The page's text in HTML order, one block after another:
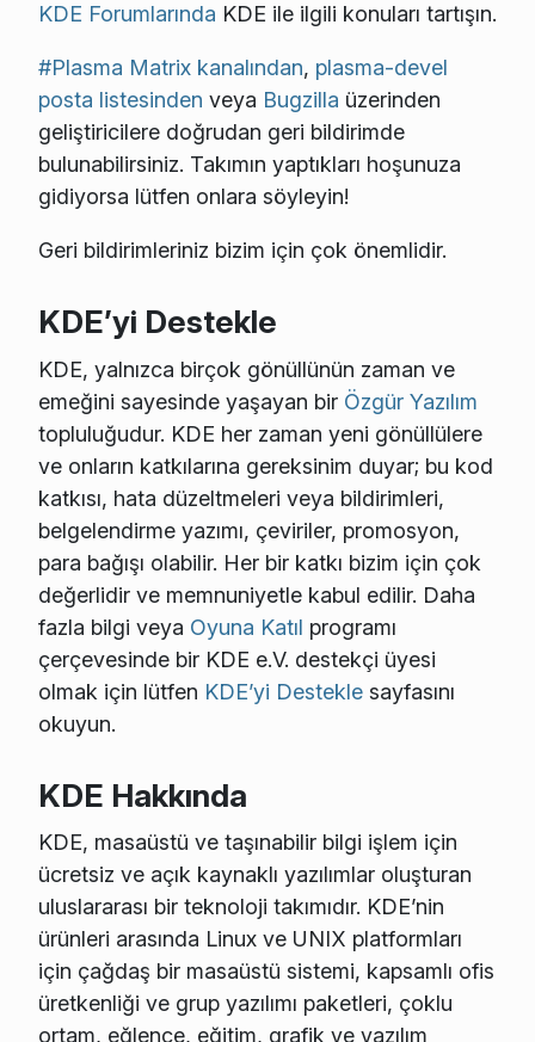
KDE Forumlarında KDE ile ilgili konuları tartışın.
#Plasma Matrix kanalından, plasma-devel
posta listesinden veya Bugzilla üzerinden
geliştiricilere doğrudan geri bildirimde
bulunabilirsiniz. Takımın yaptıkları hoşunuza
gidiyorsa lütfen onlara söyleyin!
Geri bildirimleriniz bizim için çok önemlidir.
KDE’yi Destekle
KDE, yalnızca birçok gönüllünün zaman ve
emeğini sayesinde yaşayan bir Özgür Yazılım
topluluğudur. KDE her zaman yeni gönüllülere
ve onların katkılarına gereksinim duyar; bu kod
katkısı, hata düzeltmeleri veya bildirimleri,
belgelendirme yazımı, çeviriler, promosyon,
para bağışı olabilir. Her bir katkı bizim için çok
değerlidir ve memnuniyetle kabul edilir. Daha
fazla bilgi veya Oyuna Katıl programı
çerçevesinde bir KDE e.V. destekçi üyesi
olmak için lütfen KDE’yi Desteklesayfasını
okuyun.
KDE Hakkında
KDE, masaüstü ve taşınabilir bilgi işlem için
ücretsiz ve açık kaynaklı yazılımlar oluşturan
uluslararası bir teknoloji takımıdır. KDE’nin
ürünleri arasında Linux ve UNIX platformları
için çağdaş bir masaüstü sistemi, kapsamlı ofis
üretkenliği ve grup yazılımı paketleri, çoklu
ortam, eğlence, eğitim, grafik ve yazılım